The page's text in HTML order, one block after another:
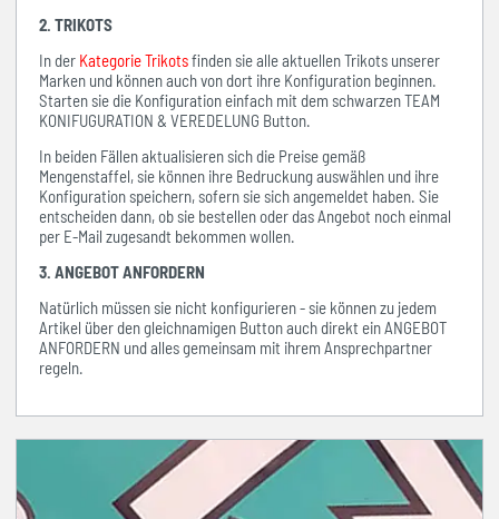
2. TRIKOTS
In der Kategorie Trikotsfinden sie alle aktuellen Trikots unserer
Marken und können auch von dort ihre Konfiguration beginnen.
Starten sie die Konfiguration einfach mit dem schwarzen TEAM
KONIFUGURATION & VEREDELUNG Button.
In beiden Fällen aktualisieren sich die Preise gemäß
Mengenstaffel, sie können ihre Bedruckung auswählen und ihre
Konfiguration speichern, sofern sie sich angemeldet haben. Sie
entscheiden dann, ob sie bestellen oder das Angebot noch einmal
per E-Mail zugesandt bekommen wollen.
3. ANGEBOT ANFORDERN
Natürlich müssen sie nicht konfigurieren - sie können zu jedem
Artikel über den gleichnamigen Button auch direkt ein ANGEBOT
ANFORDERN und alles gemeinsam mit ihrem Ansprechpartner
regeln.